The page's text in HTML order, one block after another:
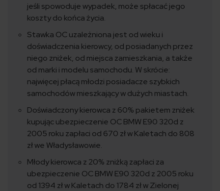
jeśli spowoduje wypadek, może spłacać jego
koszty do końca życia.
Stawka OC uzależniona jest od wieku i
doświadczenia kierowcy, od posiadanych przez
niego zniżek, od miejsca zamieszkania, a także
od marki i modelu samochodu. W skrócie:
najwięcej płacą młodzi posiadacze szybkich
samochodów mieszkający w dużych miastach.
Doświadczony kierowca z 60% pakietem zniżek
kupując ubezpieczenie OC BMW E90 320d z
2005 roku zapłaci od 670 zł w Kaletach do 808
zł we Władysławowie.
Młody kierowca z 20% zniżką zapłaci za
ubezpieczenie OC BMW E90 320d z 2005 roku
od 1394 zł w Kaletach do 1784 zł w Zielonej